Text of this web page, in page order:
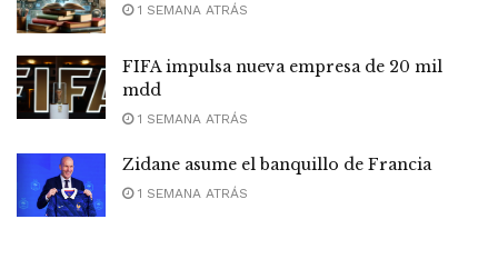
1 SEMANA ATRÁS
FIFA impulsa nueva empresa de 20 mil
mdd
1 SEMANA ATRÁS
Zidane asume el banquillo de Francia
1 SEMANA ATRÁS